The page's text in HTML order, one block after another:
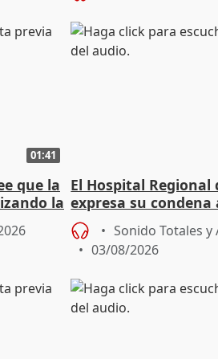
01:41
que la
la
El Hospital Regional
expresa su condena
dos enfermeras de
Sonido Totales
03/08/2026